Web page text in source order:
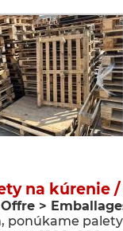
na kúrenie /
>
ponúkame